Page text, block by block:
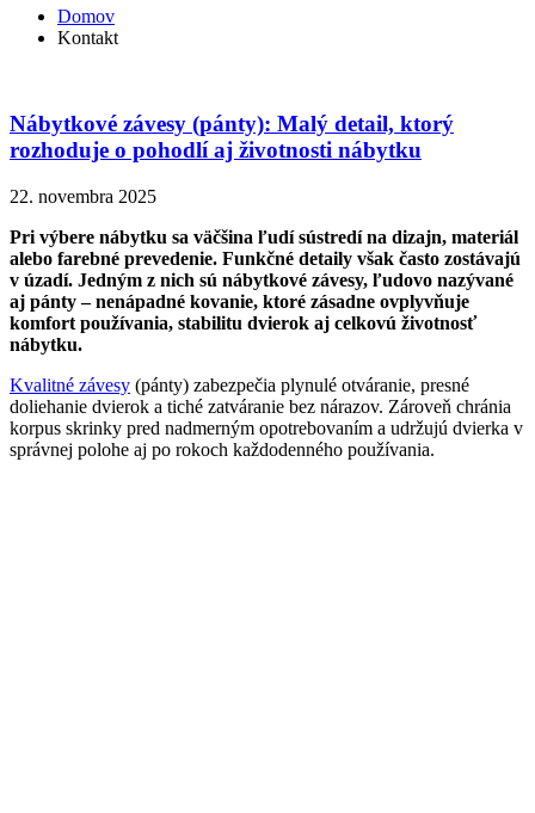
Domov
Kontakt
Nábytkové závesy (pánty): Malý detail, ktorý
rozhoduje o pohodlí aj životnosti nábytku
22. novembra 2025
Pri výbere nábytku sa väčšina ľudí sústredí na dizajn, materiál
alebo farebné prevedenie. Funkčné detaily však často zostávajú
v úzadí. Jedným z nich sú nábytkové závesy, ľudovo nazývané
aj pánty – nenápadné kovanie, ktoré zásadne ovplyvňuje
komfort používania, stabilitu dvierok aj celkovú životnosť
nábytku.
Kvalitné závesy (pánty) zabezpečia plynulé otváranie, presné
doliehanie dvierok a tiché zatváranie bez nárazov. Zároveň chránia
korpus skrinky pred nadmerným opotrebovaním a udržujú dvierka v
správnej polohe aj po rokoch každodenného používania.